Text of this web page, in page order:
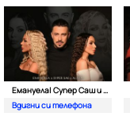
Емануела| Супер Саш и Алисия
Вдигни си телефона